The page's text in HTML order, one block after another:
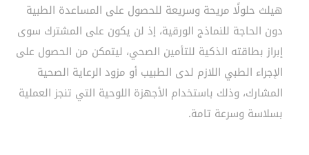
هيلث حلولًا مريحة وسريعة للحصول على المساعدة الطبية
دون الحاجة للنماذج الورقية، إذ لن يكون على المشترك سوى
إبراز بطاقته الذكية للتأمين الصحي، ليتمكن من الحصول على
الإجراء الطبي اللازم لدى الطبيب أو مزود الرعاية الصحية
المشارك، وذلك باستخدام الأجهزة اللوحية التي تنجز العملية
بسلاسة وسرعة تامة.